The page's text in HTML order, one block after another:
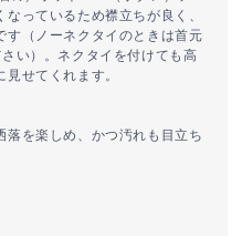
っているため襟立ちが良く、
す（ノーネクタイのときは首元
い）。ネクタイを付けても高
せてくれます。
落を楽しめ、かつ汚れも目立ち